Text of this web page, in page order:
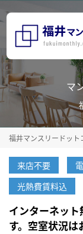
マ
福井マンスリードット
来店不要
光熱費賃料込
インターネッ
す。空室状況は